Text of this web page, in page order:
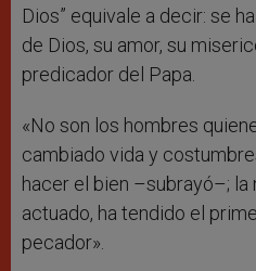
Dios” equivale a decir: se
de Dios, su amor, su
predicador del Papa.
«No son los hombres
cambiado vida y
hacer el bien –subrayó–; la
actuado, ha tendido el
pecador».